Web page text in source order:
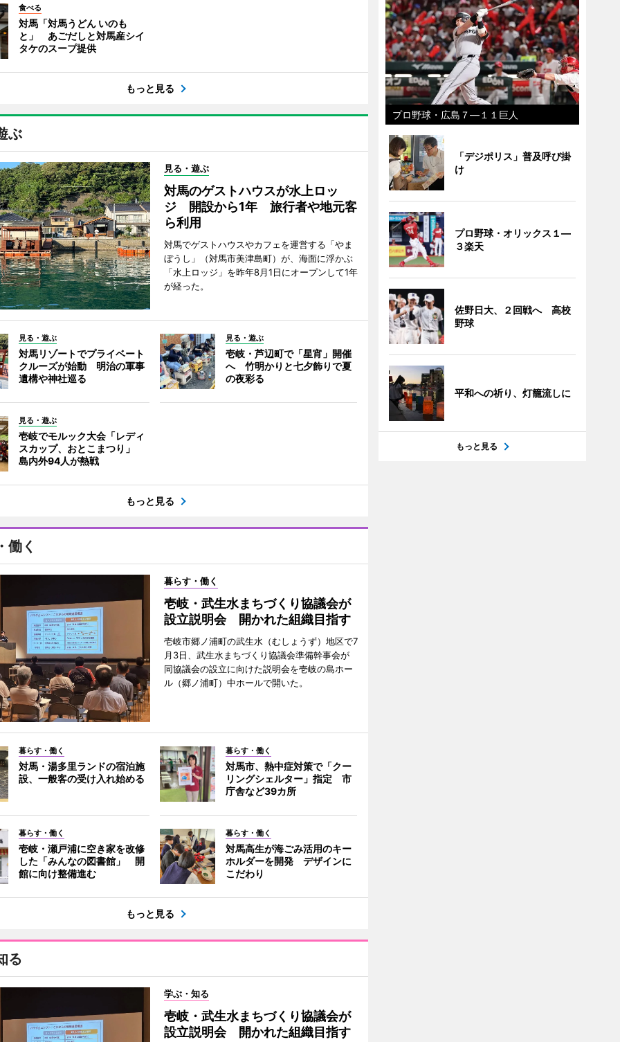
食べる
対馬「対馬うどん いのも
と」 あごだしと対馬産シイ
タケのスープ提供
もっと見る
ぶ
見る・遊ぶ
対馬のゲストハウスが水上ロッ
ジ 開設から1年 旅行者や地元客
ら利用
対馬でゲストハウスやカフェを運営する「やま
ぼうし」（対馬市美津島町）が、海面に浮かぶ
「水上ロッジ」を昨年8月1日にオープンして1年
が経った。
見る・遊ぶ
対馬リゾートでプライベート
クルーズが始動 明治の軍事
遺構や神社巡る
見る・遊ぶ
壱岐・芦辺町で「星宵」開催
へ 竹明かりと七夕飾りで夏
の夜彩る
見る・遊ぶ
壱岐でモルック大会「レディ
スカップ、おとこまつり」
島内外94人が熱戦
もっと見る
働く
暮らす・働く
壱岐・武生水まちづくり協議会が
設立説明会 開かれた組織目指す
壱岐市郷ノ浦町の武生水（むしょうず）地区で7
月3日、武生水まちづくり協議会準備幹事会が
同協議会の設立に向けた説明会を壱岐の島ホー
ル（郷ノ浦町）中ホールで開いた。
暮らす・働く
対馬・湯多里ランドの宿泊施
設、一般客の受け入れ始める
暮らす・働く
対馬市、熱中症対策で「クー
リングシェルター」指定 市
庁舎など39カ所
暮らす・働く
壱岐・瀬戸浦に空き家を改修
した「みんなの図書館」 開
館に向け整備進む
暮らす・働く
対馬高生が海ごみ活用のキー
ホルダーを開発 デザインに
こだわり
もっと見る
る
学ぶ・知る
壱岐・武生水まちづくり協議会が
設立説明会 開かれた組織目指す
プロ野球・広島７―１１巨人
「デジポリス」普及呼び掛
け
プロ野球・オリックス１―
３楽天
佐野日大、２回戦へ 高校
野球
平和への祈り、灯籠流しに
もっと見る